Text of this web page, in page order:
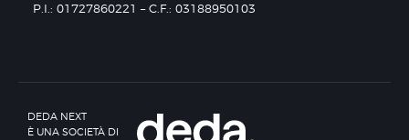
P.I.: 01727860221 – C.F.: 03188950103
DEDA NEXT
È UNA SOCIETÀ DI